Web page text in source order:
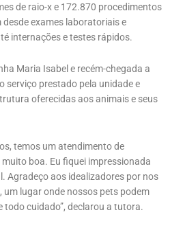
de raio-x e 172.870 procedimentos
exames laboratoriais e
internações e testes rápidos.
Maria Isabel e recém-chegada a
serviço prestado pela unidade e
oferecidas aos animais e seus
temos um atendimento de
boa. Eu fiquei impressionada
Agradeço aos idealizadores por nos
um lugar onde nossos pets podem
todo cuidado”, declarou a tutora.